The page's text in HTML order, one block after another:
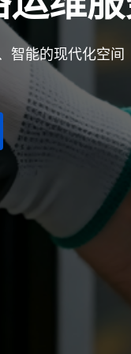
智能的现代化空间